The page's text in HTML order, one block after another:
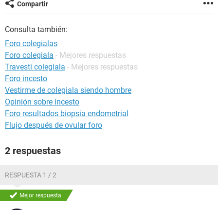
GLOSARIO
Compartir
Consulta también:
Foro colegialas
Foro colegiala - Mejores respuestas
Travesti colegiala - Mejores respuestas
Foro incesto
Vestirme de colegiala siendo hombre
Opinión sobre incesto
Foro resultados biopsia endometrial
Flujo después de ovular foro
2 respuestas
RESPUESTA 1 / 2
Mejor respuesta